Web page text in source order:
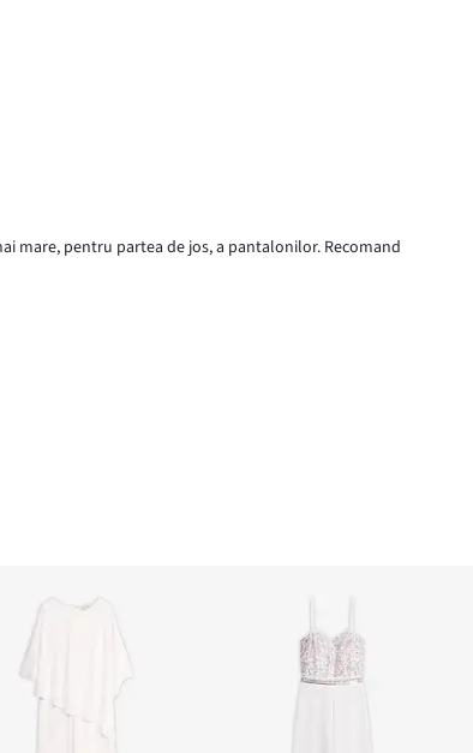
mare, pentru partea de jos, a pantalonilor. Recomand